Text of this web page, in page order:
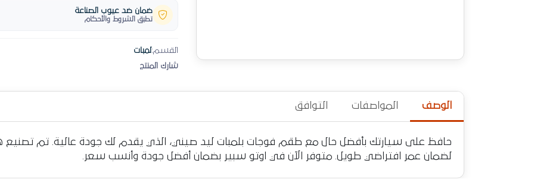
ضمان ضد عيوب الصناعة
تطبق الشروط والأحكام
القسم: لمبات
شارك المنتج
الوصف المواصفات التوافق
حافظ على سيارتك بأفضل حال مع طقم فوجات بلمبات ليد صيني، الذي يقدم لك جودة عالية. تم تصنيع
لضمان عمر افتراضي طويل. متوفر الآن في اوتو سبير بضمان أفضل جودة وأنسب سعر.